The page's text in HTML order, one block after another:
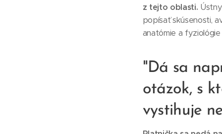
z tejto oblasti.
popísať skúsenosti,
anatómie a
"Dá sa
otázok, s
vystihuje